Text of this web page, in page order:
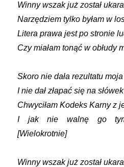
Winny wszak już został
Narzędziem tylko byłam w
Litera prawa jest po stronie
Czy miałam tonąć w obłudy
Skoro nie dała rezultatu
I nie dał złapać się na
Chwyciłam Kodeks Karny z
I jak nie walnę go
[Wielokrotnie]
Winny wszak już został